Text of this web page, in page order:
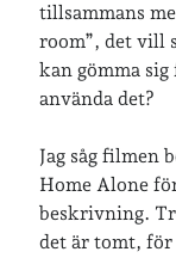
Hej!
geocaching,
tillsammans
room”, det vill
kan gömma
använda det?
Jag såg filmen
Home Alone
beskrivning.
det är tomt, för